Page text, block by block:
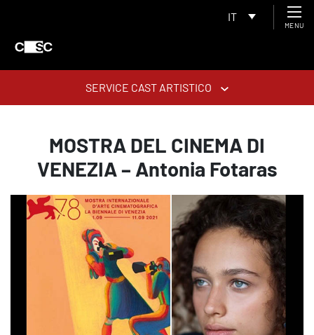
IT
MENU
SERVICE CAST ARTISTICO
MOSTRA DEL CINEMA DI
VENEZIA – Antonia Fotaras